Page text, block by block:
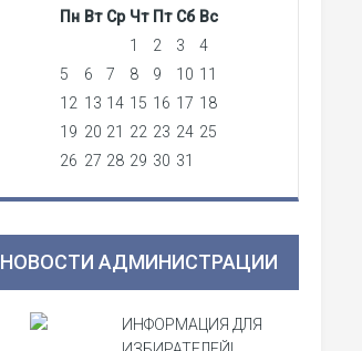
Пн Вт Ср Чт Пт Сб Вс
1
2 3
4
5
6 7 8 9 10 11
12 13 14 15 16 17 18
19 20 21 22 23 24 25
26 27 28 29 30 31
НОВОСТИ АДМИНИСТРАЦИИ
ИНФОРМАЦИЯ ДЛЯ